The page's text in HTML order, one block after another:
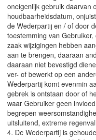
oneigenlijk gebruik daarvan
houdbaarheidsdatum,
de Wederpartij en / of door
toestemming van
zaak wijzigingen hebben
aan te brengen, daaraan
daaraan niet bevestigd
ver- of bewerkt op een
Wederpartij komt evenmin
gebrek is ontstaan door of
waar Gebruiker geen
begrepen
uitsluitend, extreme
4. De Wederpartij is